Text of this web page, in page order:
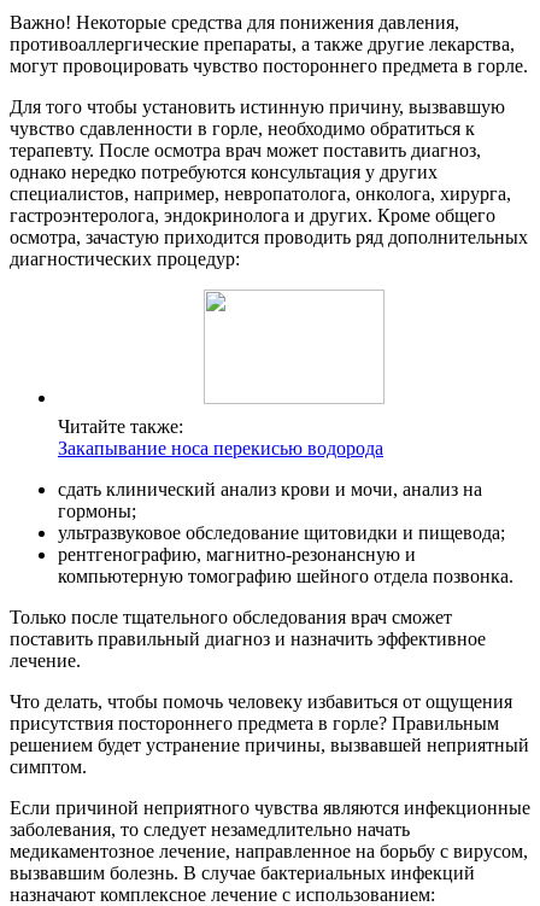
Важно! Некоторые средства для понижения давления,
противоаллергические препараты, а также другие лекарства,
могут провоцировать чувство постороннего предмета в горле.
Для того чтобы установить истинную причину, вызвавшую
чувство сдавленности в горле, необходимо обратиться к
терапевту. После осмотра врач может поставить диагноз,
однако нередко потребуются консультация у других
специалистов, например, невропатолога, онколога, хирурга,
гастроэнтеролога, эндокринолога и других. Кроме общего
осмотра, зачастую приходится проводить ряд дополнительных
диагностических процедур:
Читайте также:
Закапывание носа перекисью водорода
сдать клинический анализ крови и мочи, анализ на
гормоны;
ультразвуковое обследование щитовидки и пищевода;
рентгенографию, магнитно-резонансную и
компьютерную томографию шейного отдела позвонка.
Только после тщательного обследования врач сможет
поставить правильный диагноз и назначить эффективное
лечение.
Что делать, чтобы помочь человеку избавиться от ощущения
присутствия постороннего предмета в горле? Правильным
решением будет устранение причины, вызвавшей неприятный
симптом.
Если причиной неприятного чувства являются инфекционные
заболевания, то следует незамедлительно начать
медикаментозное лечение, направленное на борьбу с вирусом,
вызвавшим болезнь. В случае бактериальных инфекций
назначают комплексное лечение с использованием: